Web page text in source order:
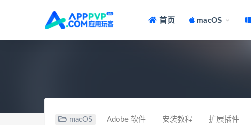
首页 macOS
macOS Adobe 软件 安装教程 扩展插件